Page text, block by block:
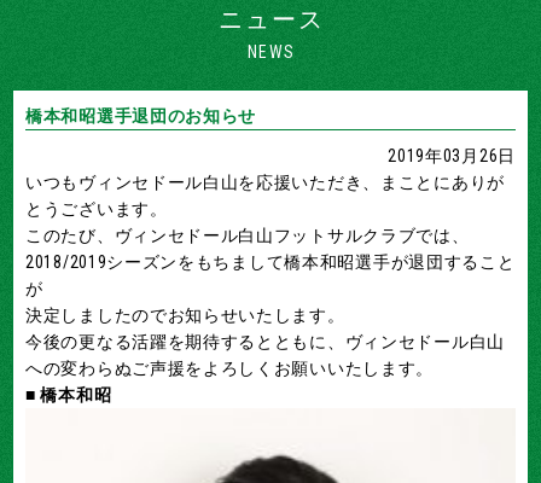
ニュース
NEWS
橋本和昭選手退団のお知らせ
2019年03月26日
いつもヴィンセドール白山を応援いただき、まことにありが
とうございます。
このたび、ヴィンセドール白山フットサルクラブでは、
2018/2019シーズンをもちまして橋本和昭選手が退団すること
が
決定しましたのでお知らせいたします。
今後の更なる活躍を期待するとともに、ヴィンセドール白山
への変わらぬご声援をよろしくお願いいたします。
■ 橋本和昭